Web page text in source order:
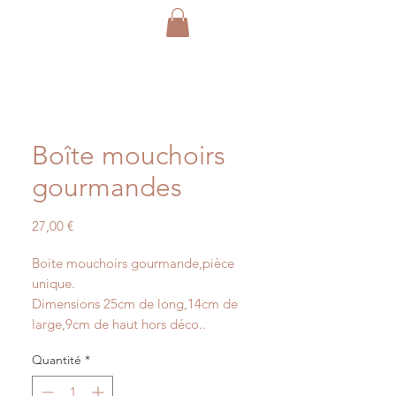
Boîte mouchoirs
gourmandes
27,00 €Prix
Boite mouchoirs gourmande,pièce
unique.
Dimensions 25cm de long,14cm de
large,9cm de haut hors déco..
Quantité *